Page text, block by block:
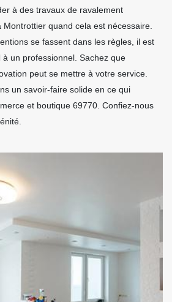
à des travaux de ravalement
quand cela est nécessaire.
se fassent dans les règles, il est
un professionnel. Sachez que
peut se mettre à votre service.
un savoir-faire solide en ce qui
et boutique 69770. Confiez-nous